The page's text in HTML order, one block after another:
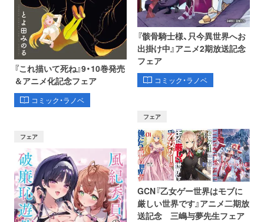
『これ描いて死ね』9・10巻発売
＆アニメ化記念フェア
コミック・ラノベ
『骸骨騎士様、只今異世界へお
出掛け中』アニメ2期放送記念
フェア
コミック・ラノベ
フェア
フェア
GCN『乙女ゲー世界はモブに
厳しい世界です』アニメ二期放
送記念 三嶋与夢先生フェア